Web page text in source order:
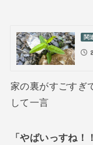
関
家の裏がすごすぎ
して一言
「やばいっすね！